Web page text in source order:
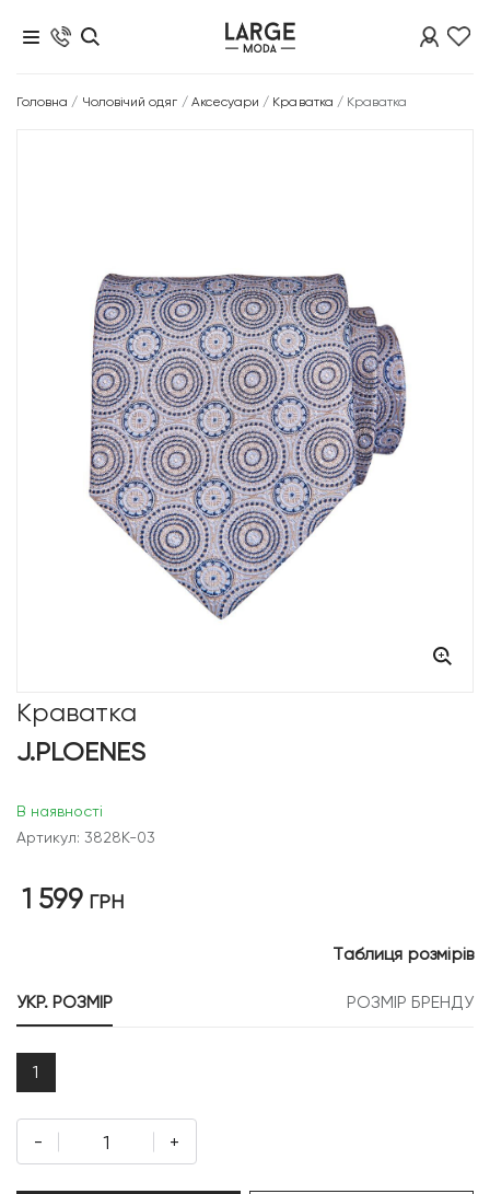
Головна / Чоловічий одяг / Аксесуари / Краватка / Краватка
Краватка
J.PLOENES
В наявності
Артикул: 3828K-03
1 599 ГРН
УКР. РОЗМІР РОЗМІР БРЕНДУ
Таблиця розмірів
1
- +